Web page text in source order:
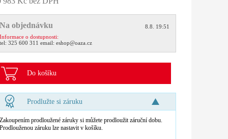
Na objednávku
8.8. 19:51
Informace o dostupnosti:
tel: 325 600 311 email: eshop@oaza.cz
Do košíku
Prodlužte si záruku
Zakoupením prodloužené záruky si můžete prodloužit záruční dobu.
Prodlouženou záruku lze nastavit v košíku.